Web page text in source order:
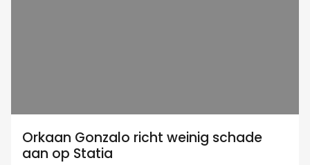
Orkaan Gonzalo richt weinig schade
aan op Statia